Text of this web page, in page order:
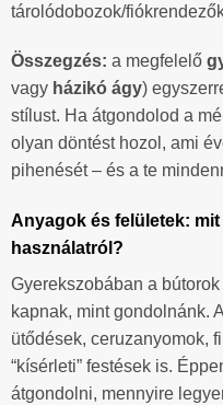
tárolódobozok/
Összegzés: a megfelelő
vagy házikó ágy)
stílust. Ha átgondolod a
olyan döntést hozol, ami
pihenését – és a te
Anyagok és felületek:
használatról?
Gyerekszobában a
kapnak, mint gondolnánk.
ütődések, ceruzanyomok,
“kísérleti” festések is.
átgondolni, mennyire